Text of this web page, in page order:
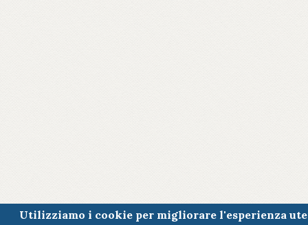
Utilizziamo i cookie per migliorare l'esperienza